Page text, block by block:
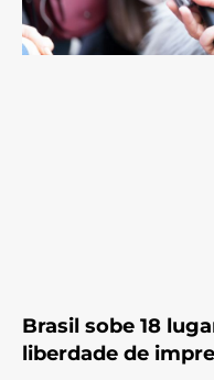
Brasil sobe 18
liberdade de